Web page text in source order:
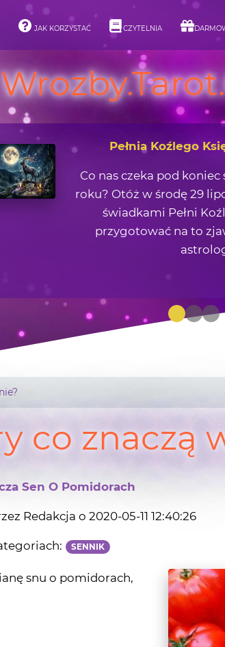
JAK KORZYSTAĆ CZYTELNIA
Pełnia Koźlego
Co nas czeka pod
roku? Otóż w środę 29
świadkami Pełni
przygotować na to
co znaczą
Sen O Pomidorach
Redakcja o 2020-05-11 12:40:26
SENNIK
snu o pomidorach,